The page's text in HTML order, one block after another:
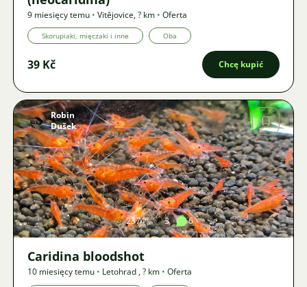
9 miesięcy temu • Vitějovice,? km • Oferta
Skorupiaki, mięczaki i inne Oba
39 Kč Chcę kupić
Zdjęcie
Robin
Dušek
2374 3 6
Caridina bloodshot
10 miesięcy temu • Letohrad ,? km • Oferta